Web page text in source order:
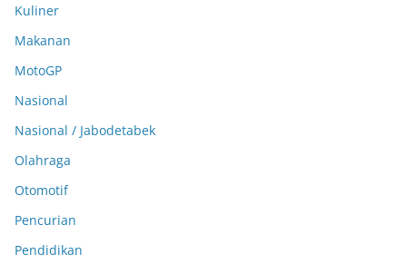
Kuliner
Makanan
MotoGP
Nasional
Nasional / Jabodetabek
Olahraga
Otomotif
Pencurian
Pendidikan